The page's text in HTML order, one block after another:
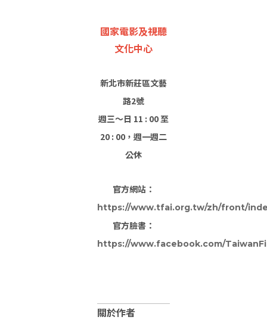
國家電影及視聽
文化中心
新北市新莊區文藝
路2號
週三～日 11 : 00 至
20 : 00，週一週二
公休
官方網站：
https://www.tfai.org.tw/zh/front/
官方臉書：
https://www.facebook.com/
關於作者